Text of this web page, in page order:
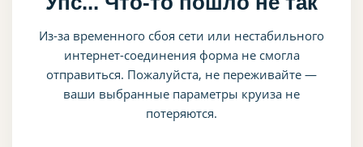
Из-за временного сбоя сети или нестабильного
интернет-соединения форма не смогла
отправиться. Пожалуйста, не переживайте —
ваши выбранные параметры круиза не
потеряются.